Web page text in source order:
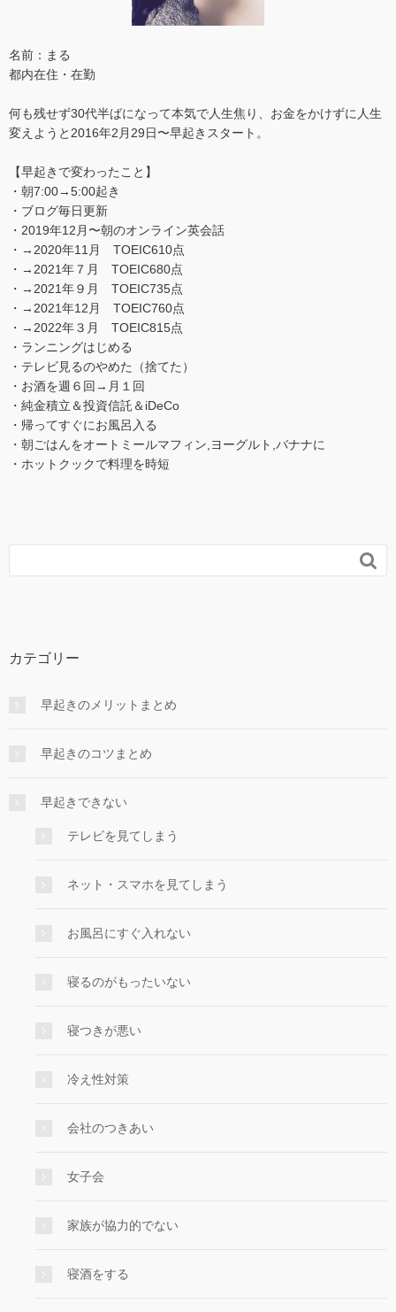
名前：まる
都内在住・在勤
何も残せず30代半ばになって本気で人生焦り、お金をかけずに人生
変えようと2016年2月29日〜早起きスタート。
【早起きで変わったこと】
・朝7:00→5:00起き
・ブログ毎日更新
・2019年12月〜朝のオンライン英会話
・→2020年11月 TOEIC610点
・→2021年７月 TOEIC680点
・→2021年９月 TOEIC735点
・→2021年12月 TOEIC760点
・→2022年３月 TOEIC815点
・ランニングはじめる
・テレビ見るのやめた（捨てた）
・お酒を週６回→月１回
・純金積立＆投資信託＆iDeCo
・帰ってすぐにお風呂入る
・朝ごはんをオートミールマフィン,ヨーグルト,バナナに
・ホットクックで料理を時短

カテゴリー
早起きのメリットまとめ
早起きのコツまとめ
早起きできない
テレビを見てしまう
ネット・スマホを見てしまう
お風呂にすぐ入れない
寝るのがもったいない
寝つきが悪い
冷え性対策
会社のつきあい
女子会
家族が協力的でない
寝酒をする